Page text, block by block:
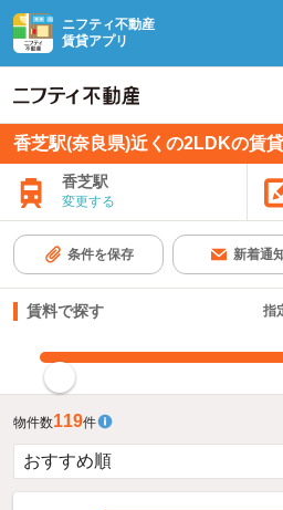
ニフティ不動産
賃貸アプリ
香芝駅(奈良県)近くの2LDKの賃
香芝駅
変更する
条件を保存 新着通
賃料で探す 指
物件数119件